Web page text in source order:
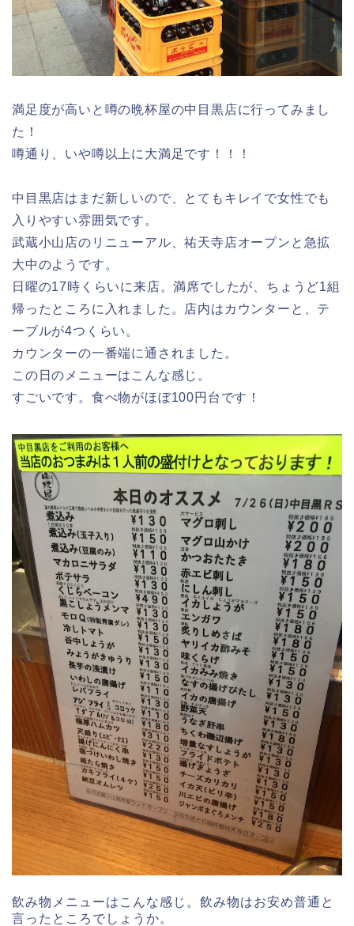
満足度が高いと噂の晩杯屋の中目黒店に行ってみまし
た！
噂通り、いや噂以上に大満足です！！！
中目黒店はまだ新しいので、とてもキレイで女性でも
入りやすい雰囲気です。
武蔵小山店のリニューアル、祐天寺店オープンと急拡
大中のようです。
日曜の17時くらいに来店。満席でしたが、ちょうど1組
帰ったところに入れました。店内はカウンターと、テ
ーブルが4つくらい。
カウンターの一番端に通されました。
この日のメニューはこんな感じ。
すごいです。食べ物がほぼ100円台です！
飲み物メニューはこんな感じ。飲み物はお安め普通と
言ったところでしょうか。